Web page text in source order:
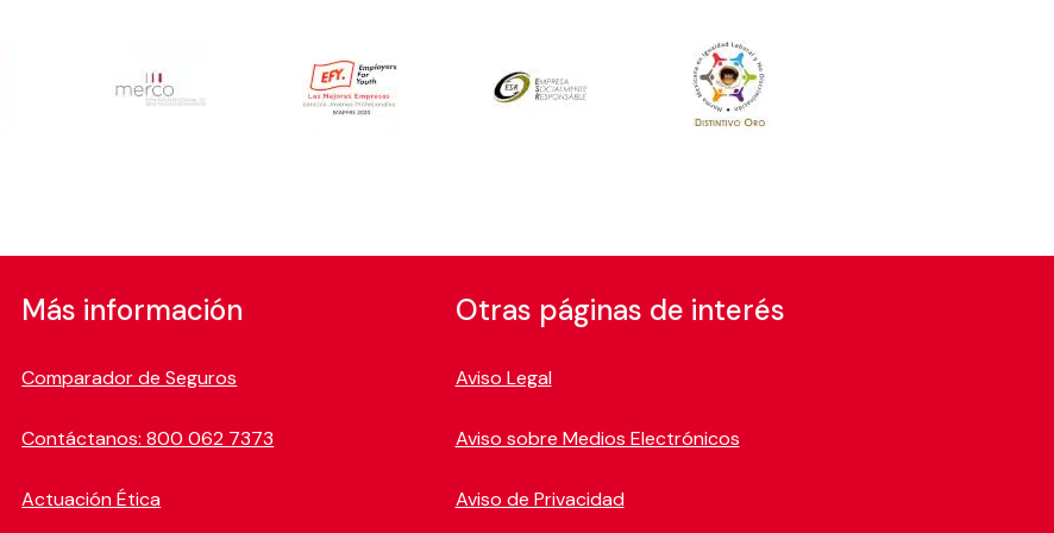
Más información
Comparador de Seguros
Contáctanos: 800 062 7373
Actuación Ética
Otras páginas de interés
Aviso Legal
Aviso sobre Medios Electrónicos
Aviso de Privacidad